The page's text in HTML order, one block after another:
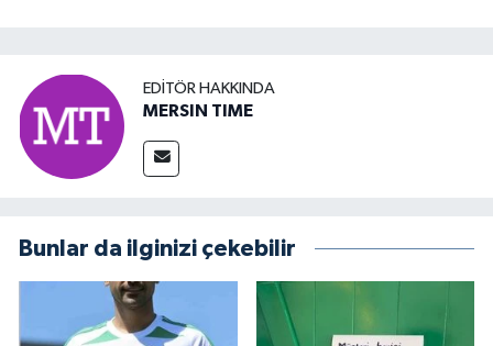
EDITÖR HAKKINDA
MERSIN TIME
Bunlar da ilginizi çekebilir